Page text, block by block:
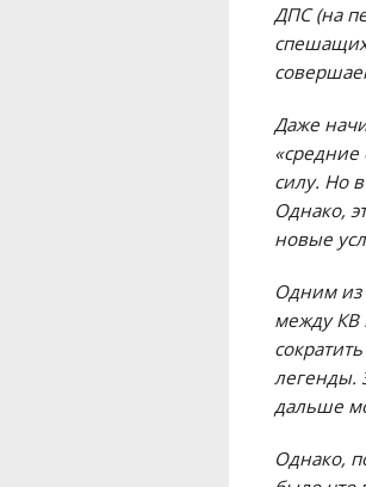
ДПС (на
Даже
силу. Но
Однако,
новые
Одним из
между КВ
легенды.
дальше
Однако,